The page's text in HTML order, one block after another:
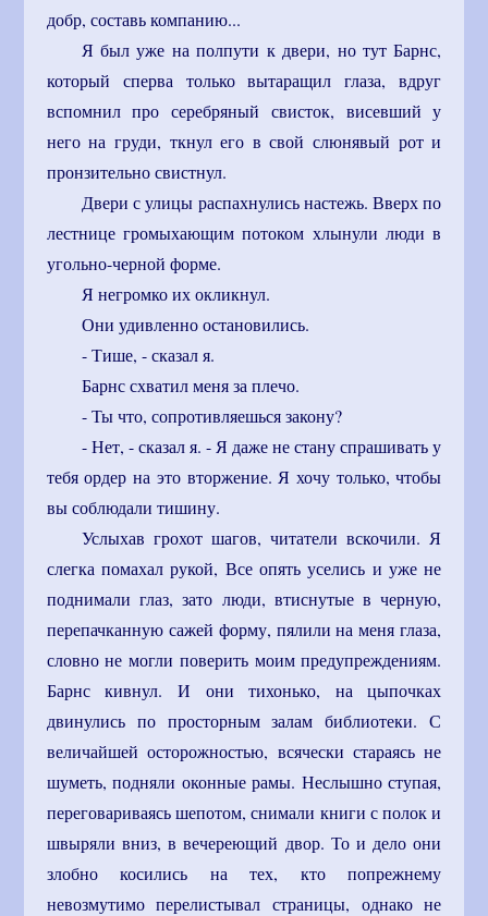
добр, составь компанию...
Я был уже на полпути к двери, но тут Барнс,
который сперва только вытаращил глаза, вдруг
вспомнил про серебряный свисток, висевший у
него на груди, ткнул его в свой слюнявый рот и
пронзительно свистнул.
Двери с улицы распахнулись настежь. Вверх по
лестнице громыхающим потоком хлынули люди в
угольно-черной форме.
Я негромко их окликнул.
Они удивленно остановились.
- Тише, - сказал я.
Барнс схватил меня за плечо.
- Ты что, сопротивляешься закону?
- Нет, - сказал я. - Я даже не стану спрашивать у
тебя ордер на это вторжение. Я хочу только, чтобы
вы соблюдали тишину.
Услыхав грохот шагов, читатели вскочили. Я
слегка помахал рукой, Все опять уселись и уже не
поднимали глаз, зато люди, втиснутые в черную,
перепачканную сажей форму, пялили на меня глаза,
словно не могли поверить моим предупреждениям.
Барнс кивнул. И они тихонько, на цыпочках
двинулись по просторным залам библиотеки. С
величайшей осторожностью, всячески стараясь не
шуметь, подняли оконные рамы. Неслышно ступая,
переговариваясь шепотом, снимали книги с полок и
швыряли вниз, в вечереющий двор. То и дело они
злобно косились на тех, кто попрежнему
невозмутимо перелистывал страницы, однако не